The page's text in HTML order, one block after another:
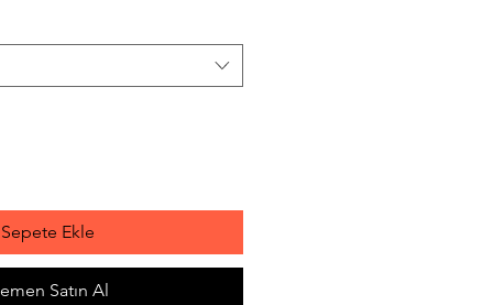
Sepete Ekle
Satın Al